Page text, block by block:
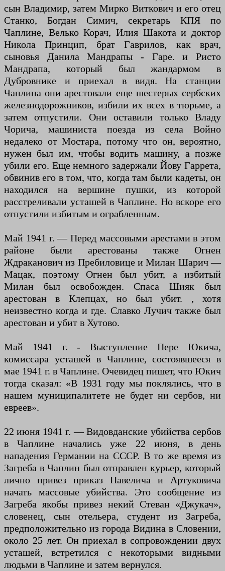
сын Владимир, затем Мирко Виткович и его отец
Станко, Богдан Симич, секретарь КПЯ по
Чаплине, Велько Корач, Илия Шакота и доктор
Никола Принцип, брат Гаврилов, как врач,
сыновья Данила Мандрапы - Гаре. и Ристо
Мандрапа, который был жандармом в
Дубровнике и приехал в видя. На станции
Чаплина они арестовали еще шестерых сербских
железнодорожников, избили их всех в тюрьме, а
затем отпустили. Они оставили только Владу
Чорича, машиниста поезда из села Войно
недалеко от Мостара, потому что он, вероятно,
нужен был им, чтобы водить машину, а позже
убили его. Еще немного задержали Йову Гаррета,
обвинив его в том, что, когда там были кадеты, он
находился на вершине пушки, из которой
расстреливали усташей в Чаплине. Но вскоре его
отпустили избитым и ограбленным.
Май 1941 г. — Перед массовыми арестами в этом
районе были арестованы также Огнен
Ждраканович из Пребиловице и Милан Шарич —
Мацак, поэтому Огнен был убит, а избитый
Милан был освобожден. Спаса Шияк был
арестован в Клепцах, но был убит. , хотя
неизвестно когда и где. Славко Лучич также был
арестован и убит в Хутово.
Май 1941 г. - Выступление Пере Юкича,
комиссара усташей в Чаплине, состоявшееся в
мае 1941 г. в Чаплине. Очевидец пишет, что Юкич
тогда сказал: «В 1931 году мы поклялись, что в
нашем муниципалитете не будет ни сербов, ни
евреев».
22 июня 1941 г. — Видовданские убийства сербов
в Чаплине начались уже 22 июня, в день
нападения Германии на СССР. В то же время из
Загреба в Чаплин был отправлен курьер, который
лично привез приказ Павелича и Артуковича
начать массовые убийства. Это сообщение из
Загреба якобы привез некий Стеван «Джукач»,
словенец, сын отельера, студент из Загреба,
предположительно из города Видина в Словении,
около 25 лет. Он приехал в сопровождении двух
усташей, встретился с некоторыми видными
людьми в Чаплине и затем вернулся.